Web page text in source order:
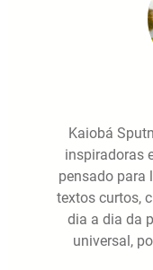
Kaiobá
inspiradoras
pensado para
textos curtos,
dia a dia da
universal,